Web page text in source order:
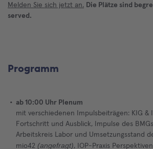
Melden Sie sich jetzt an. Die Plätze sind
served.
Programm
ab 10:00 Uhr Plenum
mit verschiedenen Impulsbeiträgen: KIG
Fortschritt und Ausblick, Impulse des
Arbeitskreis Labor und Umsetzungsstand
mio42 (angefragt), IOP-Praxis